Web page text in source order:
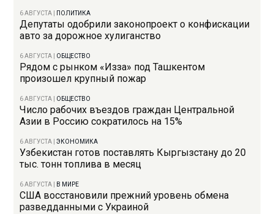
6 АВГУСТА ПОЛИТИКА
Депутаты одобрили законопроект о конфискации
авто за дорожное хулиганство
6 АВГУСТА ОБЩЕСТВО
Рядом с рынком «Изза» под Ташкентом
произошел крупный пожар
6 АВГУСТА ОБЩЕСТВО
Число рабочих въездов граждан Центральной
Азии в Россию сократилось на 15%
6 АВГУСТА |ЭКОНОМИКА
Узбекистан готов поставлять Кыргызстану до 20
тыс. тонн топлива в месяц
6 АВГУСТА В МИРЕ
США восстановили прежний уровень обмена
разведданными с Украиной